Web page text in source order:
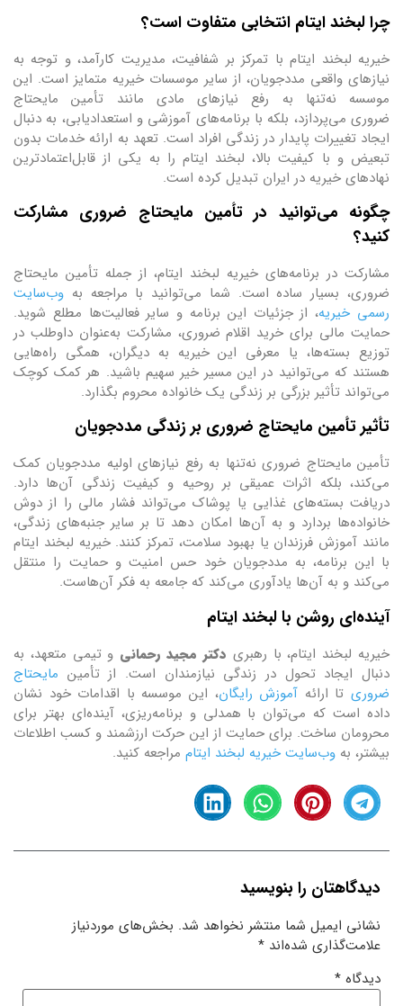
چرا لبخند ایتام انتخابی متفاوت است؟
خیریه لبخند ایتام با تمرکز بر شفافیت، مدیریت کارآمد، و توجه به
نیازهای واقعی مددجویان، از سایر موسسات خیریه متمایز است. این
موسسه نه‌تنها به رفع نیازهای مادی مانند تأمین مایحتاج
ضروری می‌پردازد، بلکه با برنامه‌های آموزشی و استعدادیابی، به دنبال
ایجاد تغییرات پایدار در زندگی افراد است. تعهد به ارائه خدمات بدون
تبعیض و با کیفیت بالا، لبخند ایتام را به یکی از قابل‌اعتمادترین
نهادهای خیریه در ایران تبدیل کرده است.
چگونه می‌توانید در تأمین مایحتاج ضروری مشارکت
کنید؟
مشارکت در برنامه‌های خیریه لبخند ایتام، از جمله تأمین مایحتاج
ضروری، بسیار ساده است. شما می‌توانید با مراجعه به وب‌سایت
رسمی خیریه، از جزئیات این برنامه و سایر فعالیت‌ها مطلع شوید.
حمایت مالی برای خرید اقلام ضروری، مشارکت به‌عنوان داوطلب در
توزیع بسته‌ها، یا معرفی این خیریه به دیگران، همگی راه‌هایی
هستند که می‌توانید در این مسیر خیر سهیم باشید. هر کمک کوچک
می‌تواند تأثیر بزرگی بر زندگی یک خانواده محروم بگذارد.
تأثیر تأمین مایحتاج ضروری بر زندگی مددجویان
تأمین مایحتاج ضروری نه‌تنها به رفع نیازهای اولیه مددجویان کمک
می‌کند، بلکه اثرات عمیقی بر روحیه و کیفیت زندگی آن‌ها دارد.
دریافت بسته‌های غذایی یا پوشاک می‌تواند فشار مالی را از دوش
خانواده‌ها بردارد و به آن‌ها امکان دهد تا بر سایر جنبه‌های زندگی،
مانند آموزش فرزندان یا بهبود سلامت، تمرکز کنند. خیریه لبخند ایتام
با این برنامه، به مددجویان خود حس امنیت و حمایت را منتقل
می‌کند و به آن‌ها یادآوری می‌کند که جامعه به فکر آن‌هاست.
آینده‌ای روشن با لبخند ایتام
خیریه لبخند ایتام، با رهبری دکتر مجید رحمانی و تیمی متعهد، به
دنبال ایجاد تحول در زندگی نیازمندان است. از تأمین مایحتاج
ضروریتا ارائه آموزش رایگان، این موسسه با اقدامات خود نشان
داده است که می‌توان با همدلی و برنامه‌ریزی، آینده‌ای بهتر برای
محرومان ساخت. برای حمایت از این حرکت ارزشمند و کسب اطلاعات
بیشتر، به وب‌سایت خیریه لبخند ایتام مراجعه کنید.
دیدگاهتان را بنویسید
نشانی ایمیل شما منتشر نخواهد شد. بخش‌های موردنیاز
علامت‌گذاری شده‌اند *
دیدگاه *